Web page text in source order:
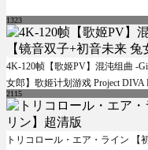
1323
4K-120帧【歌姬PV】混沌组曲 -
女郎】歌姬计划游戏 Project DIVA
2115
トリコロール・エア・ライン 【